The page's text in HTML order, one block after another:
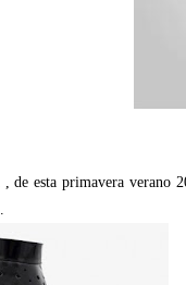
, de esta primavera verano